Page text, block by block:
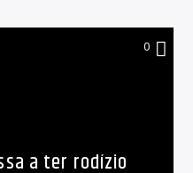
0
a ter rodízio